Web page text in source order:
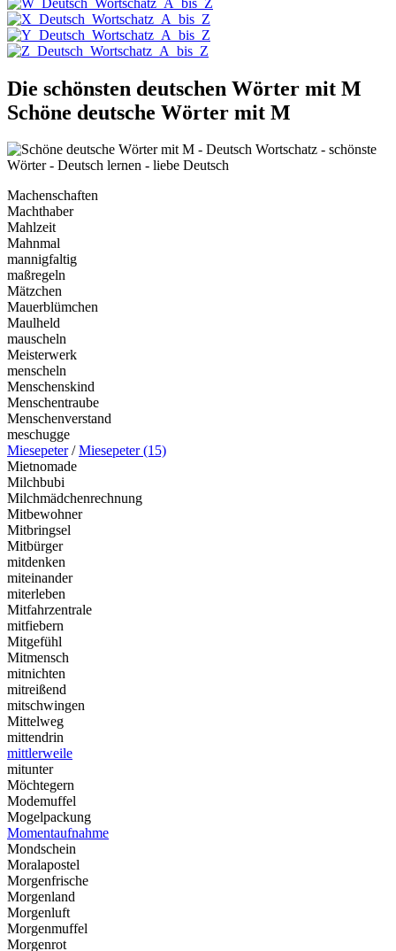
Die schönsten deutschen Wörter mit M
Schöne deutsche Wörter mit M
Machenschaften
Machthaber
Mahlzeit
Mahnmal
mannigfaltig
maßregeln
Mätzchen
Mauerblümchen
Maulheld
mauscheln
Meisterwerk
menscheln
Menschenskind
Menschentraube
Menschenverstand
meschugge
Miesepeter/Miesepeter (15)
Mietnomade
Milchbubi
Milchmädchenrechnung
Mitbewohner
Mitbringsel
Mitbürger
mitdenken
miteinander
miterleben
Mitfahrzentrale
mitfiebern
Mitgefühl
Mitmensch
mitnichten
mitreißend
mitschwingen
Mittelweg
mittendrin
mittlerweile
mitunter
Möchtegern
Modemuffel
Mogelpackung
Momentaufnahme
Mondschein
Moralapostel
Morgenfrische
Morgenland
Morgenluft
Morgenmuffel
Morgenrot